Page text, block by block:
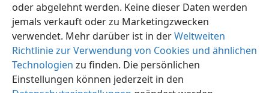
oder abgelehnt werden. Keine dieser Daten werden
jemals verkauft oder zu Marketingzwecken
verwendet. Mehr darüber ist in derWeltweiten
Richtlinie zur Verwendung von Cookies und ähnlichen
Technologien zu finden. Die persönlichen
Einstellungen können jederzeit in den
Deutsch Teilen Einstellungen
Copyright © 2026 Watch Tower Bible and Tract Society of Pennsylvania
Nutzungsbedingungen
Datenschutzerklärung
Datenschutzeinstellungen
JW.ORG Anmelden